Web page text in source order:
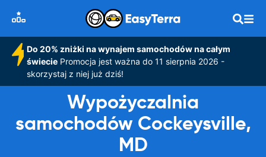
Do 20% zniżki na wynajem samochodów na całym
świeciePromocja jest ważna do 11 sierpnia 2026 -
skorzystaj z niej już dziś!
Wypożyczalnia
samochodów Cockeysville,
MD